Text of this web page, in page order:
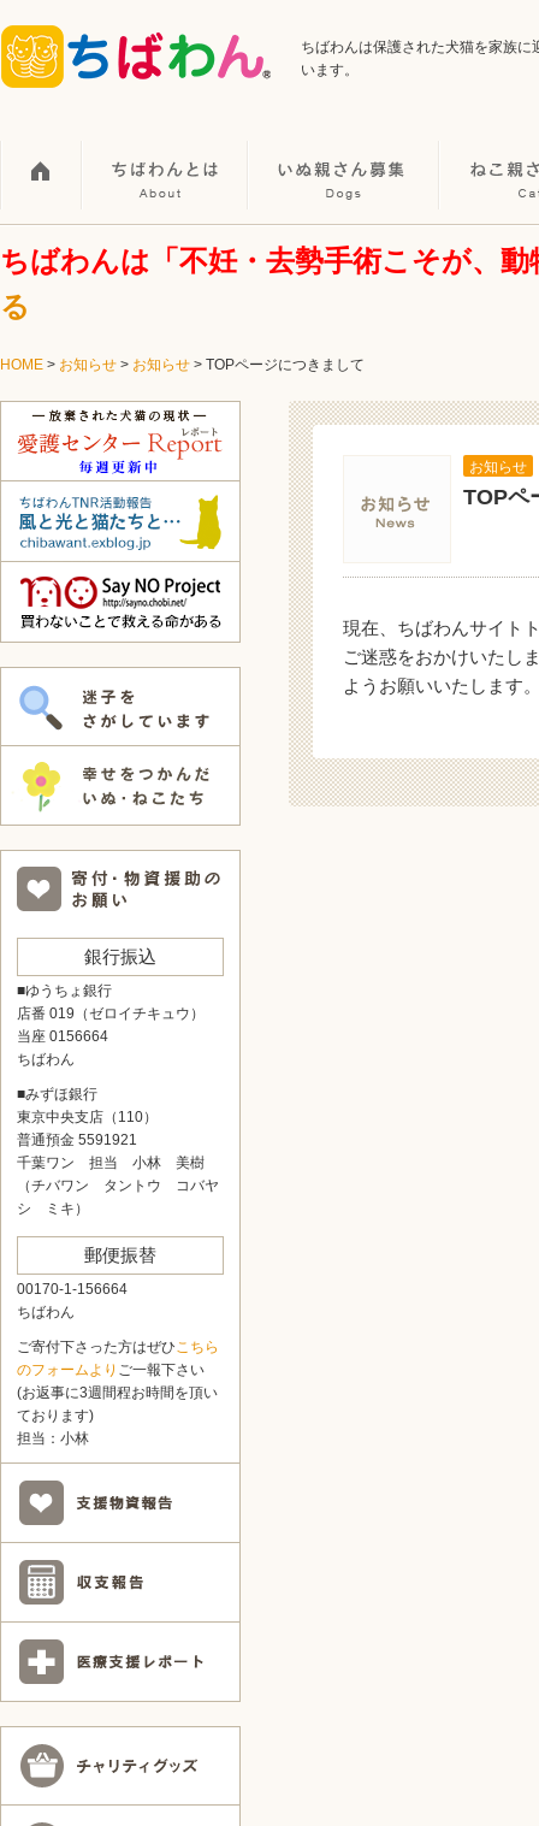
ちばわんは保護された犬猫を家族
います。
ちばわんは「不妊・去勢手術こそが、
る
HOME > お知らせ > お知らせ > TOPページにつきまして
お知らせ
TOPペ
現在、ちばわんサイト
ご迷惑をおかけいたし
ようお願いいたします
銀行振込
■ゆうちょ銀行
店番 019（ゼロイチキュウ）
当座 0156664
ちばわん
■みずほ銀行
東京中央支店（110）
普通預金 5591921
千葉ワン 担当 小林 美樹
（チバワン タントウ コバヤ
シ ミキ）
郵便振替
00170-1-156664
ちばわん
ご寄付下さった方はぜひこちら
のフォームより ご一報下さい
(お返事に3週間程お時間を頂い
ております)
担当：小林